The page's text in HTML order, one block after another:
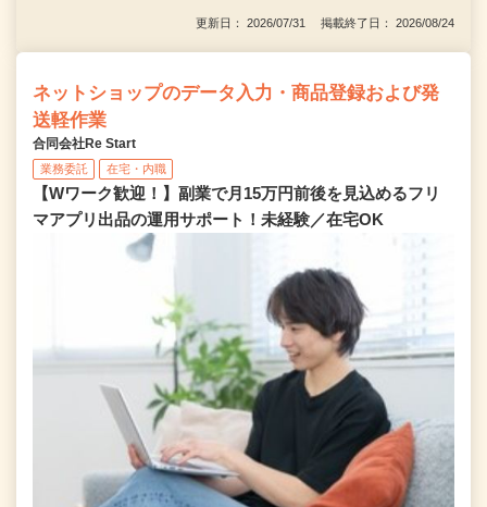
更新日： 2026/07/31 掲載終了日： 2026/08/24
ネットショップのデータ入力・商品登録および発
送軽作業
合同会社Re Start
業務委託 在宅・内職
【Wワーク歓迎！】副業で月15万円前後を見込めるフリ
マアプリ出品の運用サポート！未経験／在宅OK